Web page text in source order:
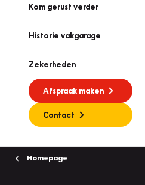
Kom gerust verder
Historie vakgarage
Zekerheden
Afspraak maken
Contact
Homepage